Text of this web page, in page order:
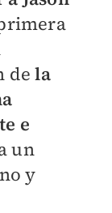
de la
e
un
y